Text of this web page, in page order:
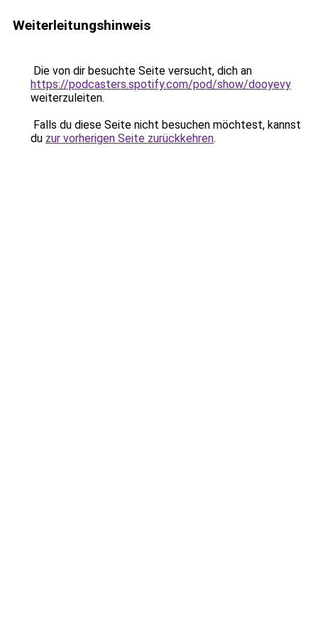
Weiterleitungshinweis
Die von dir besuchte Seite versucht, dich an
https://podcasters.spotify.com/pod/show/dooyevy
weiterzuleiten.
Falls du diese Seite nicht besuchen möchtest, kannst
du zur vorherigen Seite zurückkehren.